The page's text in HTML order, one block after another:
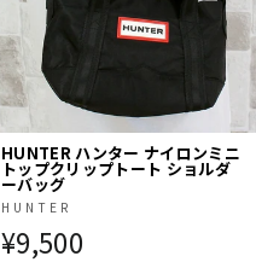
HUNTER ハンター ナイロンミニ
トップクリップトート ショルダ
ーバッグ
HUNTER
¥9,500